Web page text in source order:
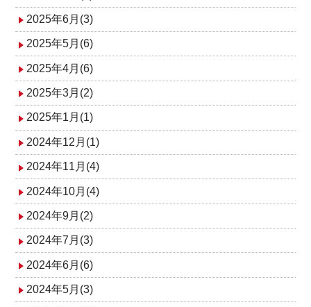
2025年6月(3)
2025年5月(6)
2025年4月(6)
2025年3月(2)
2025年1月(1)
2024年12月(1)
2024年11月(4)
2024年10月(4)
2024年9月(2)
2024年7月(3)
2024年6月(6)
2024年5月(3)